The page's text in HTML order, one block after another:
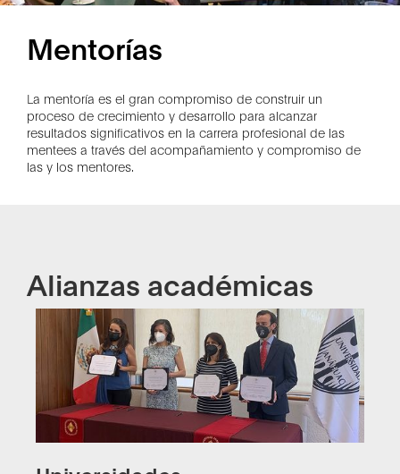
Mentorías
La mentoría es el gran compromiso de construir un
proceso de crecimiento y desarrollo para alcanzar
resultados significativos en la carrera profesional de las
mentees a través del acompañamiento y compromiso de
las y los mentores.
Alianzas académicas